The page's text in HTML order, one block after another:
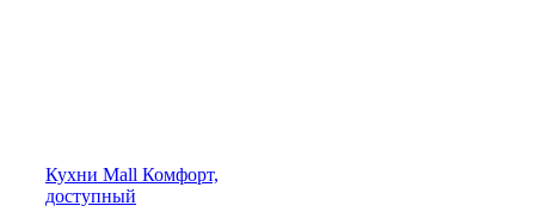
Кухни Mall Комфорт,
доступный